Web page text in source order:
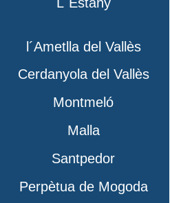
l´Ametlla del Vallès
Cerdanyola del Vallès
Montmeló
Malla
Santpedor
Perpètua de Mogoda